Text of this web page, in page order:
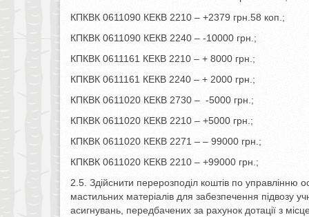
КПКВК 0611090 КЕКВ 2210 – +2379 грн.58 коп.;
КПКВК 0611090 КЕКВ 2240 – -10000 грн.;
КПКВК 0611161 КЕКВ 2210 – + 8000 грн.;
КПКВК 0611161 КЕКВ 2240 – + 2000 грн.;
КПКВК 0611020 КЕКВ 2730 – -5000 грн.;
КПКВК 0611020 КЕКВ 2210 – +5000 грн.;
КПКВК 0611020 КЕКВ 2271 – – 99000 грн.;
КПКВК 0611020 КЕКВ 2210 – +99000 грн.;
2.5. Здійснити перерозподіл коштів по управлінню
мастильних матеріалів для забезпечення підвозу
асигнувань, передбачених за рахунок дотації з